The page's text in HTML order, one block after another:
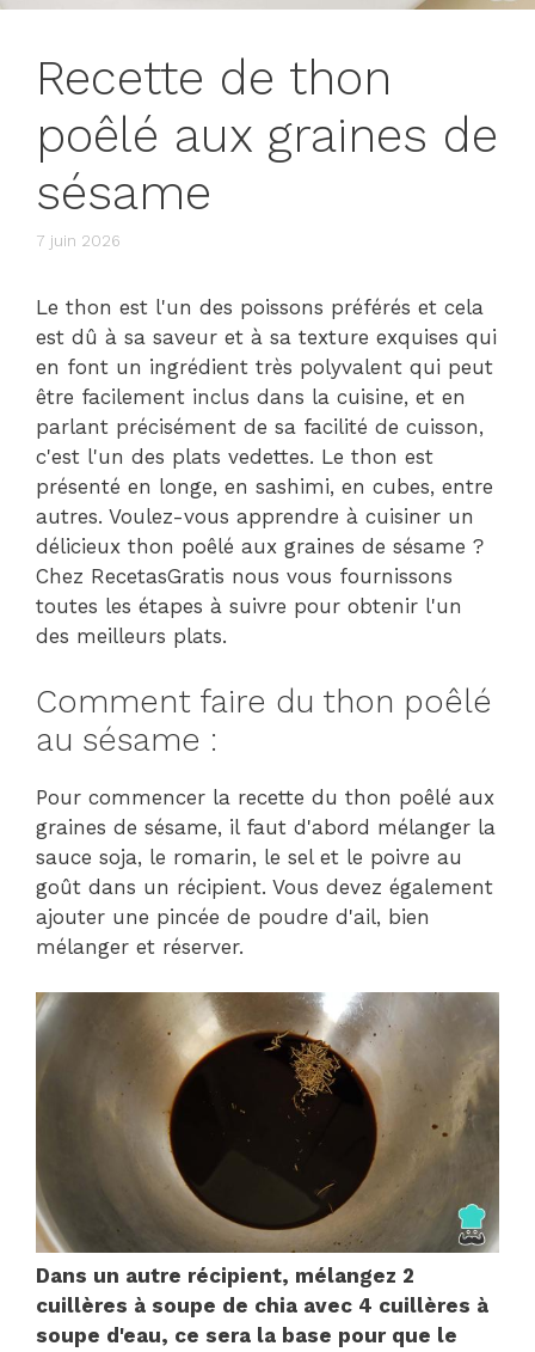
Recette de thon
poêlé aux graines de
sésame
7 juin 2026
Le thon est l'un des poissons préférés et cela
est dû à sa saveur et à sa texture exquises qui
en font un ingrédient très polyvalent qui peut
être facilement inclus dans la cuisine, et en
parlant précisément de sa facilité de cuisson,
c'est l'un des plats vedettes. Le thon est
présenté en longe, en sashimi, en cubes, entre
autres. Voulez-vous apprendre à cuisiner un
délicieux thon poêlé aux graines de sésame ?
Chez RecetasGratis nous vous fournissons
toutes les étapes à suivre pour obtenir l'un
des meilleurs plats.
Comment faire du thon poêlé
au sésame :
Pour commencer la recette du thon poêlé aux
graines de sésame, il faut d'abord mélanger la
sauce soja, le romarin, le sel et le poivre au
goût dans un récipient. Vous devez également
ajouter une pincée de poudre d'ail, bien
mélanger et réserver.
Dans un autre récipient, mélangez 2
cuillères à soupe de chia avec 4 cuillères à
soupe d'eau, ce sera la base pour que le